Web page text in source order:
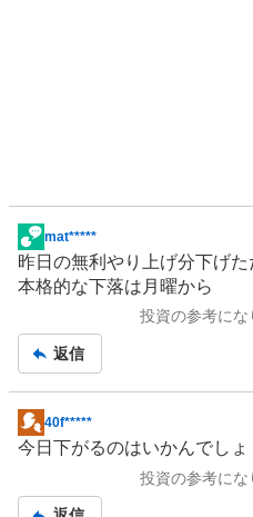
掲
示
板
mat*****
昨日の無利やり上げ分下げた
本格的な下落は月曜から
投資の参考にな
返信
掲
示
40f*****
今日下がるのはいかんでしょ
投資の参考にな